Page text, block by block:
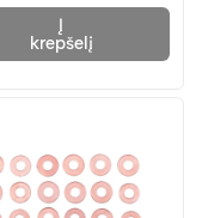
Į
krepšelį